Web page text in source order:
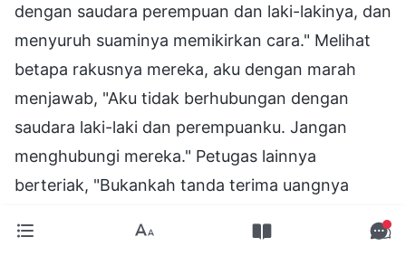
dengan saudara perempuan dan laki-lakinya, dan
menyuruh suaminya memikirkan cara." Melihat
betapa rakusnya mereka, aku dengan marah
menjawab, "Aku tidak berhubungan dengan
saudara laki-laki dan perempuanku. Jangan
menghubungi mereka." Petugas lainnya
berteriak, "Bukankah tanda terima uangnya
120.000 yuan, jadi apa pun yang terjadi, kau